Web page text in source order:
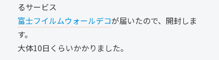
るサービス
富士フイルムウォールデコが届いたので、開封しま
す。
大体10日くらいかかりました。